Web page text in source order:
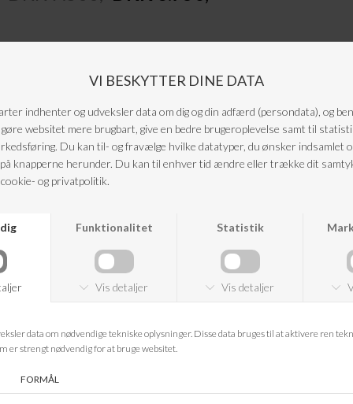
lange ærmer og snor i taljen. Den har et løst skørt med et smukt blomster print.
Pasform: Regulær pasform